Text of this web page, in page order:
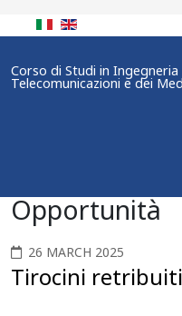
Corso di Studi in Ingegneria
Telecomunicazioni e dei
Opportunità
26 MARCH 2025
Tirocini